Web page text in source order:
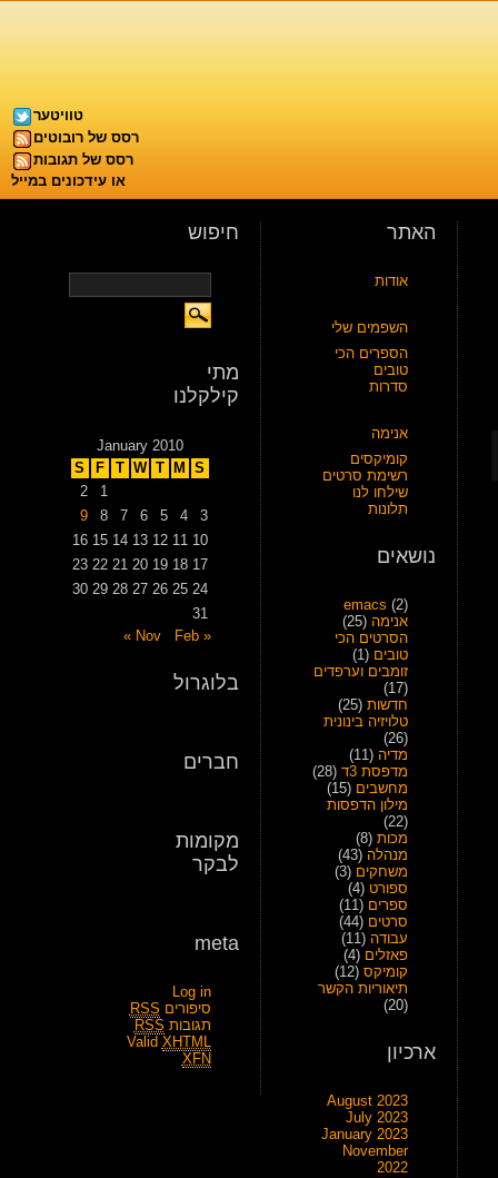
טוויטער
רסס של רובוטים
רסס של תגובות
או עידכונים במייל
האתר
אודות
השפמים שלי
הספרים הכי
טובים
סדרות
אנימה
קומיקסים
רשימת סרטים
שילחו לנו
תלונות
נושאים
emacs (2)
אנימה (25)
הסרטים הכי
טובים (1)
זומבים וערפדים
(17)
חדשות (25)
טלויזיה בינונית
(26)
מדיה (11)
מדפסת 3ד
(28)
מחשבים (15)
מילון הדפסות
(22)
מכות (8)
מנהלה (43)
משחקים (3)
ספורט (4)
ספרים (11)
סרטים (44)
עבודה (11)
פאזלים (4)
קומיקס (12)
תיאוריות הקשר
(20)
ארכיון
August 2023
July 2023
January 2023
November
2022
חיפוש
מתי
קילקלנו
January 2010
S
M
T
W
T
F
S
1
2
3
4
5
6
7
8
9
10
11
12
13
14
15
16
17
18
19
20
21
22
23
24
25
26
27
28
29
30
31
« Nov
Feb »
בלוגרול
חברים
מקומות
לבקר
meta
Log in
סיפורים RSS
תגובות RSS
Valid XHTML
XFN